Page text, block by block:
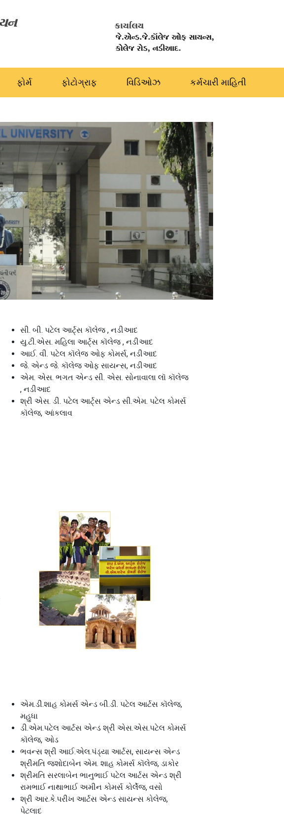
ફોર્મ ફોટોગ્રાફ વિડિઓઝ કર્મચારી માહિતી
સી. બી. પટેલ આર્ટ્સ કૉલેજ , નડીઆદ
યુ.ટી.એસ. મહિલા આર્ટ્સ કૉલેજ , નડીઆદ
આઈ. વી. પટેલ કૉલેજ ઓફ કોમર્સ, નડીઆદ
જે. એન્ડ જે. કૉલેજ ઓફ સાયન્સ, નડીઆદ
એમ. એસ. ભગત એન્ડ સી. એસ. સોનાવાલા લૉ કૉલેજ
, નડીઆદ
શ્રી એસ. ડી. પટેલ આર્ટ્સ એન્ડ સી.એમ. પટેલ કોમર્સ
કૉલેજ, આંકલાવ
એમ.ડી.શાહ કોમર્સ એન્ડ બી.ડી. પટેલ આર્ટસ કૉલેજ,
મહુધા
ડી.એમ.પટેલ આર્ટસ એન્ડ શ્રી એસ.એસ.પટેલ કોમર્સ
કૉલેજ, ઓડ
ભવન્સ શ્રી આઈ.એલ.પંડ્યા આર્ટસ, સાયન્સ એન્ડ
શ્રીમતિ જશોદાબેન એમ. શાહ કોમર્સ કૉલેજ, ડાકોર
શ્રીમતિ સરલાબેન ભાનુભાઈ પટેલ આર્ટસ એન્ડ શ્રી
રામભાઈ નાથાભાઈ અમીન કોમર્સ કોર્લેજ, વસો
શ્રી આર.કે.પરીખ આર્ટસ એન્ડ સાયન્સ કોલેજ,
પેટલાદ